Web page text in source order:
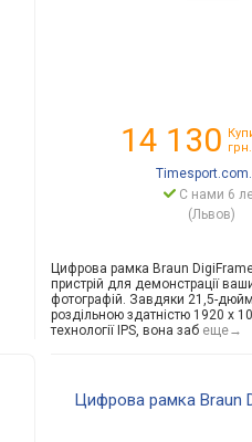
14 130 грн.
С нами 6
(Львов)
Цифрова рамка Braun
пристрій для демонстрації
фотографій. Завдяки 21,5-
роздільною здатністю 1920 x
технології IPS, вона забеще→
Цифрова рамка Braun